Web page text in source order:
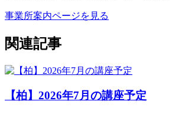
事業所案内ページを見る
関連記事
【柏】2026年7月の講座予定